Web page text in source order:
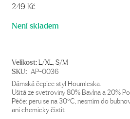
249 Kč
Není skladem
Velikost:L/XL S/M
SKU: AP-0036
Dámská čepice styl Houmleska.
Ušitá ze svetroviny 80% Bavlna a 20%
Péče: peru se na 30°C, nesmím do
ani chemicky čistit